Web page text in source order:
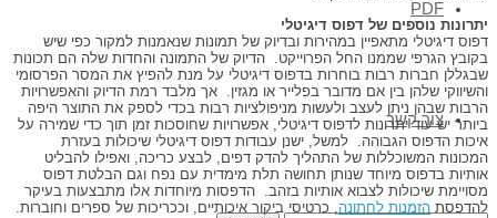
PDF
צור קשר
יתרונות נוספים של דפוס דיגיטלי
דפוס דיגיטלי מתאפיין במהירות ובדיוק של תמונות שנאמנות למקור כפי שיש
בקובץ הגרפי שממנו החל הפרוייקט. הדיוק של התמונה והחדות שלה הם תכונות
שבגללן חברות רבות בוחרות בדפוס דיגיטלי על מנת להפיץ את המסר הפרסומי
והשיווקי שלהן בין אם מדובר בפלייר או מגזין. אך מלבד רמת הדיוק והאפשרויות
הרבות שבהן ניתן לעצב ולעשות מניפולציות רבות בכדי לספק את התוצר היפה
ביותר יש עוד יתרונות לדפוס דיגיטלי, אפשרויות שחוסכות זמן תוך כדי שמירה על
איכות הדפוס הגבוהה. למשל, ישנן עבודות דפוס דיגיטלי שיכולות בעזרת
המכונות המשוכללות של התהליך להדק דפים, לבצע כריכה, ואפילו להבליט
אותיות בדפוס מיוחד שנותן תחושה תלת מימדית עם נפח וגם הבלטת דפוס
מסויימת שיכולות לצבוא אותיות בזהב. הדפסות מיוחדות אלו מתבצעות בעיקר
להדפסת הזמנות לחתונה, כרטיסי ביקור איכותיים, וככריכות של ספרים וחוברות.